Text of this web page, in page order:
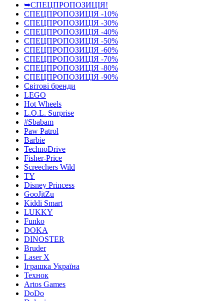
➥СПЕЦПРОПОЗИЦІЯ!
СПЕЦПРОПОЗИЦІЯ -10%
СПЕЦПРОПОЗИЦІЯ -30%
СПЕЦПРОПОЗИЦІЯ -40%
СПЕЦПРОПОЗИЦІЯ -50%
СПЕЦПРОПОЗИЦІЯ -60%
СПЕЦПРОПОЗИЦІЯ -70%
СПЕЦПРОПОЗИЦІЯ -80%
СПЕЦПРОПОЗИЦІЯ -90%
Світові бренди
LEGO
Hot Wheels
L.O.L. Surprise
#Sbabam
Paw Patrol
Barbie
TechnoDrive
Fisher-Price
Screechers Wild
TY
Disney Princess
GooJitZu
Kiddi Smart
LUKKY
Funko
DOKA
DINOSTER
Bruder
Laser X
Іграшка Україна
Технок
Artos Games
DoDo